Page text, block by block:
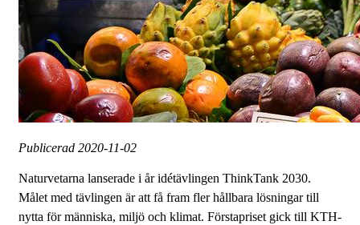
Publicerad 2020-11-02
Naturvetarna lanserade i år idétävlingen ThinkTank 2030.
Målet med tävlingen är att få fram fler hållbara lösningar till
nytta för människa, miljö och klimat. Förstapriset gick till KTH-